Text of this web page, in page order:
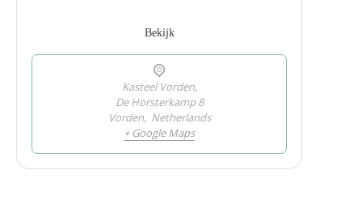
Bekijk
Kasteel Vorden,
De Horsterkamp 8
Vorden, Netherlands
+ Google Maps